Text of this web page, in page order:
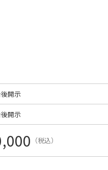
開示
開示
（税込）